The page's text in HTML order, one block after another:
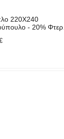
220Χ240
- 20% Φτερό